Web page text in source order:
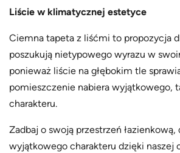
.
0
0
z
f
t
o
t
a
p
e
Liście w klimatycznej estetyce
Ciemna tapeta z liśćmi to propozycja
poszukują nietypowego wyrazu w
ponieważ liście na głębokim tle
pomieszczenie nabiera wyjątkowego,
charakteru.
Zadbaj o swoją przestrzeń łazienkową,
wyjątkowego charakteru dzięki naszej